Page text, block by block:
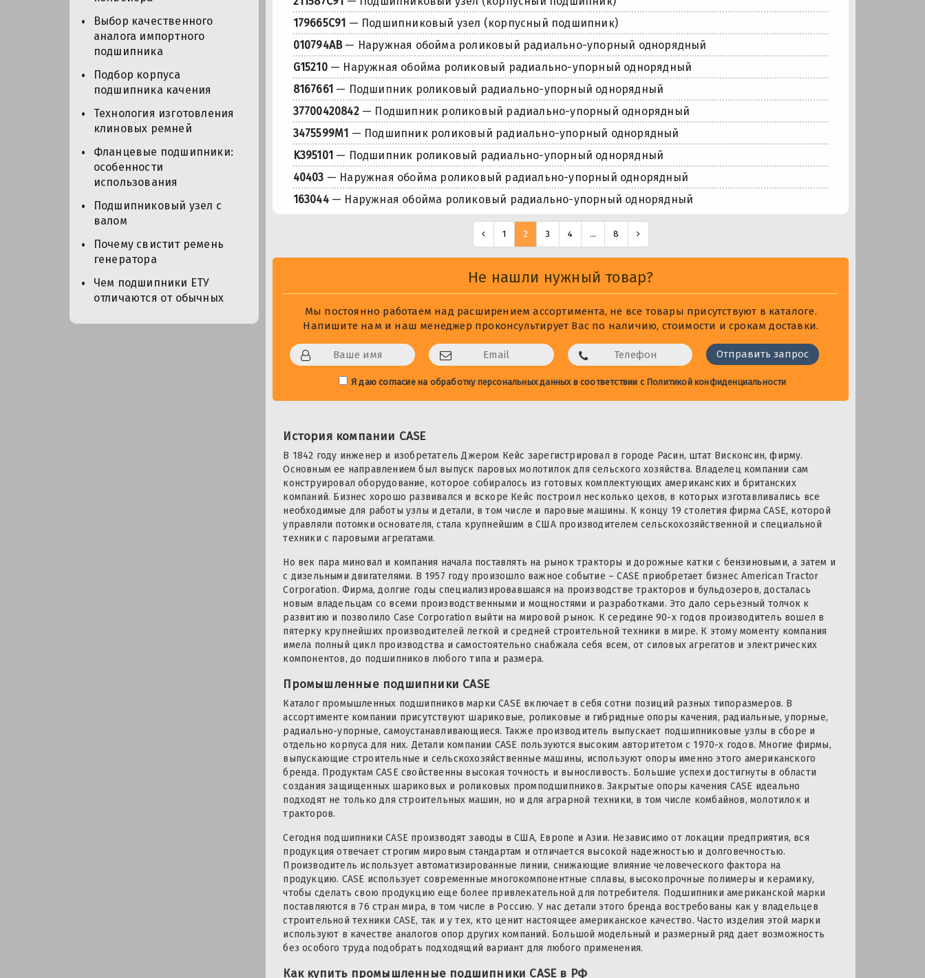
Выбор качественного
аналога импортного
подшипника
Подбор корпуса
подшипника качения
Технология изготовления
клиновых ремней
Фланцевые подшипники:
особенности
использования
Подшипниковый узел с
валом
Почему свистит ремень
генератора
Чем подшипники ЕТУ
отличаются от обычных
179665C91 — Подшипниковый узел (корпусный подшипник)
010794AB— Наружная обойма роликовый радиально-упорный однорядный
G15210— Наружная обойма роликовый радиально-упорный однорядный
8167661 — Подшипник роликовый радиально-упорный однорядный
37700420842— Подшипник роликовый радиально-упорный однорядный
3475599M1 — Подшипник роликовый радиально-упорный однорядный
K395101 — Подшипник роликовый радиально-упорный однорядный
40403 — Наружная обойма роликовый радиально-упорный однорядный
163044— Наружная обойма роликовый радиально-упорный однорядный
1 2 3 4 ... 8
Не нашли нужный товар?
Мы постоянно работаем над расширением ассортимента, не все товары присутствуют в каталоге.
Напишите нам и наш менеджер проконсультирует Вас по наличию, стоимости и срокам доставки.
Я даю согласие на обработку персональных данныхв соответствии с Политикой конфиденциальности
История компании CASE
В 1842 году инженер и изобретатель Джером Кейс зарегистрировал в городе Расин, штат Висконсин, фирму.
Основным ее направлением был выпуск паровых молотилок для сельского хозяйства. Владелец компании сам
конструировал оборудование, которое собиралось из готовых комплектующих американских и британских
компаний. Бизнес хорошо развивался и вскоре Кейс построил несколько цехов, в которых изготавливались все
необходимые для работы узлы и детали, в том числе и паровые машины. К концу 19 столетия фирма CASE, которой
управляли потомки основателя, стала крупнейшим в США производителем сельскохозяйственной и специальной
техники с паровыми агрегатами.
Но век пара миновал и компания начала поставлять на рынок тракторы и дорожные катки с бензиновыми, а затем и
с дизельными двигателями. В 1957 году произошло важное событие – CASE приобретает бизнес American Tractor
Corporation. Фирма, долгие годы специализировавшаяся на производстве тракторов и бульдозеров, досталась
новым владельцам со всеми производственными и мощностями и разработками. Это дало серьезный толчок к
развитию и позволило Case Corporation выйти на мировой рынок. К середине 90-х годов производитель вошел в
пятерку крупнейших производителей легкой и средней строительной техники в мире. К этому моменту компания
имела полный цикл производства и самостоятельно снабжала себя всем, от силовых агрегатов и электрических
компонентов, до подшипников любого типа и размера.
Промышленные подшипники CASE
Каталог промышленных подшипников марки CASE включает в себя сотни позиций разных типоразмеров. В
ассортименте компании присутствуют шариковые, роликовые и гибридные опоры качения, радиальные, упорные,
радиально-упорные, самоустанавливающиеся. Также производитель выпускает подшипниковые узлы в сборе и
отдельно корпуса для них. Детали компании CASE пользуются высоким авторитетом с 1970-х годов. Многие фирмы,
выпускающие строительные и сельскохозяйственные машины, используют опоры именно этого американского
бренда. Продуктам CASE свойственны высокая точность и выносливость. Большие успехи достигнуты в области
создания защищенных шариковых и роликовых промподшипников. Закрытые опоры качения CASE идеально
подходят не только для строительных машин, но и для аграрной техники, в том числе комбайнов, молотилок и
тракторов.
Сегодня подшипники CASE производят заводы в США, Европе и Азии. Независимо от локации предприятия, вся
продукция отвечает строгим мировым стандартам и отличается высокой надежностью и долговечностью.
Производитель использует автоматизированные линии, снижающие влияние человеческого фактора на
продукцию. CASE использует современные многокомпонентные сплавы, высокопрочные полимеры и керамику,
чтобы сделать свою продукцию еще более привлекательной для потребителя. Подшипники американской марки
поставляются в 76 стран мира, в том числе в Россию. У нас детали этого бренда востребованы как у владельцев
строительной техники CASE, так и у тех, кто ценит настоящее американское качество. Часто изделия этой марки
используют в качестве аналогов опор других компаний. Большой модельный и размерный ряд дает возможность
без особого труда подобрать подходящий вариант для любого применения.
Как купить промышленные подшипники CASE в РФ